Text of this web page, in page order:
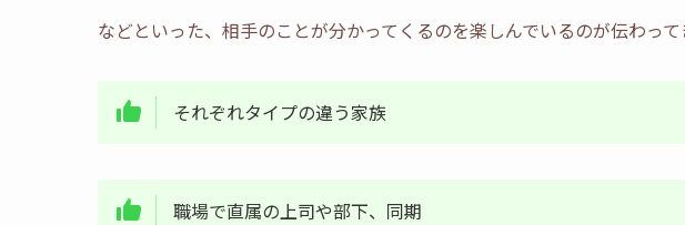
などといった、相手のことが分かってくるのを楽しんでいるのが伝わって
それぞれタイプの違う家族
職場で直属の上司や部下、同期